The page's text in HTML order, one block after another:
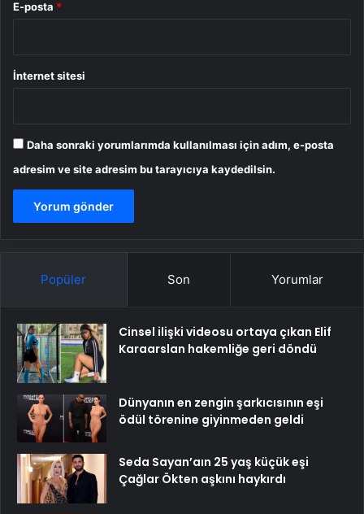
E-posta *
İnternet sitesi
Daha sonraki yorumlarımda kullanılması için adım, e-posta
adresim ve site adresim bu tarayıcıya kaydedilsin.
Popüler Son Yorumlar
Cinsel ilişki videosu ortaya çıkan Elif
Karaarslan hakemliğe geri döndü
Dünyanın en zengin şarkıcısının eşi
ödül törenine giyinmeden geldi
Seda Sayan’aın 25 yaş küçük eşi
Çağlar Ökten aşkını haykırdı